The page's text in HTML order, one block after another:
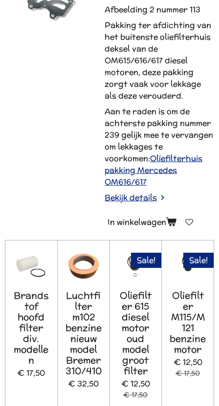
Afbeelding 2 nummer 113
Pakking ter afdichting van
het buitenste oliefilterhuis
deksel van de
OM615/616/617 diesel
motoren, deze pakking
zorgt vaak voor lekkage
als deze verouderd.
Aan te raden is om de
achterste pakking nummer
239 gelijk mee te vervangen
om lekkages te
voorkomen:Oliefilterhuis
pakking Mercedes
OM616/617
Bekijk details
In winkelwagen
Brands
tof
hoofd
filter
div.
modelle
n
€ 17,50
Luchtfi
lter
m102
benzine
nieuw
model
Bremer
310/410
€ 32,50
Sale!
Oliefilt
er 615
diesel
motor
oud
model
groot
filter
€ 12,50
€ 17,50
Sale!
Oliefilt
er
M115/M
121
benzine
motor
€ 12,50
€ 17,50